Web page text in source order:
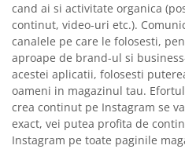
cand ai si activitate organica
continut, video-uri etc.).
canalele pe care le folosesti,
aproape de brand-ul si
acestei aplicatii, folosesti
oameni in magazinul tau.
crea continut pe Instagram se
exact, vei putea profita de
Instagram pe toate paginile